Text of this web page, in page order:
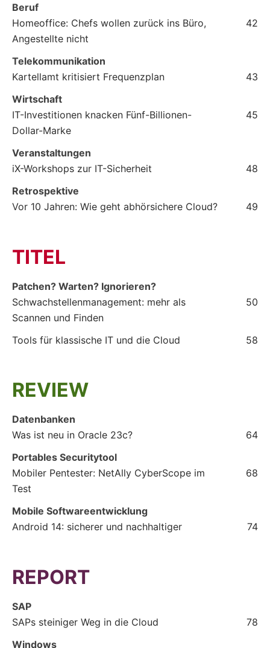
Beruf
Homeoffice: Chefs wollen zurück ins Büro,
Angestellte nicht
42
Telekommunikation
Kartellamt kritisiert Frequenzplan
43
Wirtschaft
IT-Investitionen knacken Fünf-Billionen-
Dollar-Marke
45
Veranstaltungen
iX-Workshops zur IT-Sicherheit
48
Retrospektive
Vor 10 Jahren: Wie geht abhörsichere Cloud?
49
TITEL
Patchen? Warten? Ignorieren?
Schwachstellenmanagement: mehr als
Scannen und Finden
50
Tools für klassische IT und die Cloud 58
REVIEW
Datenbanken
Was ist neu in Oracle 23c?
64
Portables Securitytool
Mobiler Pentester: NetAlly CyberScope im
Test
68
Mobile Softwareentwicklung
Android 14: sicherer und nachhaltiger
74
REPORT
SAP
SAPs steiniger Weg in die Cloud
78
Windows